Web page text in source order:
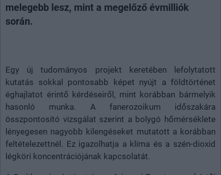
melegebb lesz, mint a megelőző évmilliók
során.
Egy új tudományos projekt keretében lefolytatott
kutatás sokkal pontosabb képet nyújt a földtörténet
éghajlatot érintő kérdéseiről, mint korábban bármelyik
hasonló munka. A fanerozoikum időszakára
összpontosító vizsgálat szerint a bolygó hőmérséklete
lényegesen nagyobb kilengéseket mutatott a korábban
feltételezettnél. Ez igazolhatja a klíma és a szén-dioxid
légköri koncentrációjának kapcsolatát.